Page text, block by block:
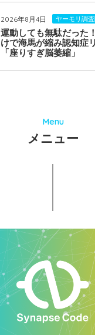
2026年8月4日 ヤーモリ調
運動しても無駄だった
けで海馬が縮み認知症
「座りすぎ脳萎縮」
Menu
メニュー